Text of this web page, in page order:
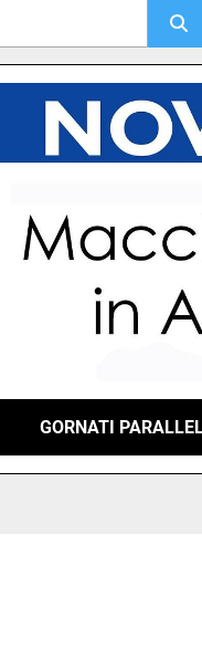
GORNATI